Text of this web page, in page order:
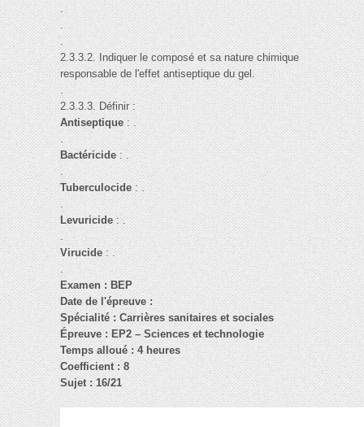
.
.
.
2.3.3.2. Indiquer le composé et sa nature chimique
responsable de l'effet antiseptique du gel.
.
2.3.3.3. Définir :
Antiseptique: .
.
Bactéricide: .
.
Tuberculocide: .
.
Levuricide: .
.
Virucide: .
.
Examen : BEP
Date de l'épreuve :
Spécialité : Carrières sanitaires et sociales
Épreuve : EP2 – Sciences et technologie
Temps alloué : 4 heures
Coefficient : 8
Sujet : 16/21